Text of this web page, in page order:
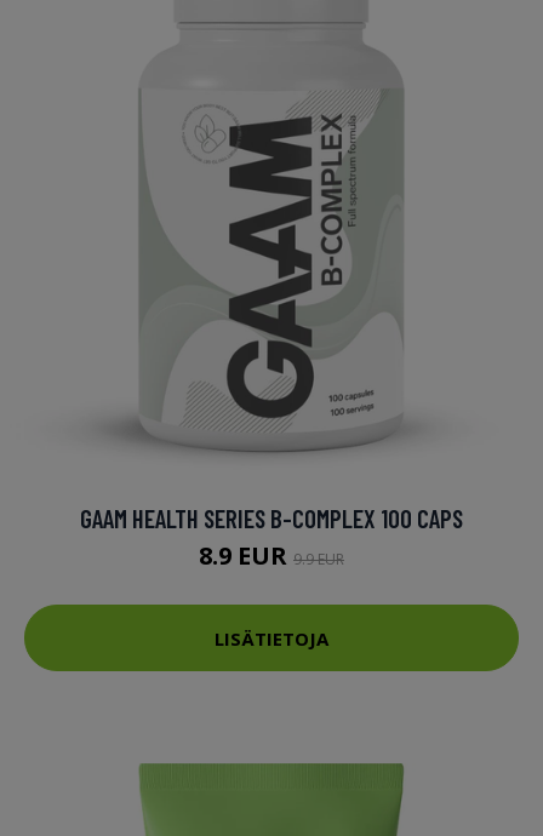
GAAM HEALTH SERIES B-COMPLEX 100 CAPS
8.9 EUR 9.9 EUR
LISÄTIETOJA